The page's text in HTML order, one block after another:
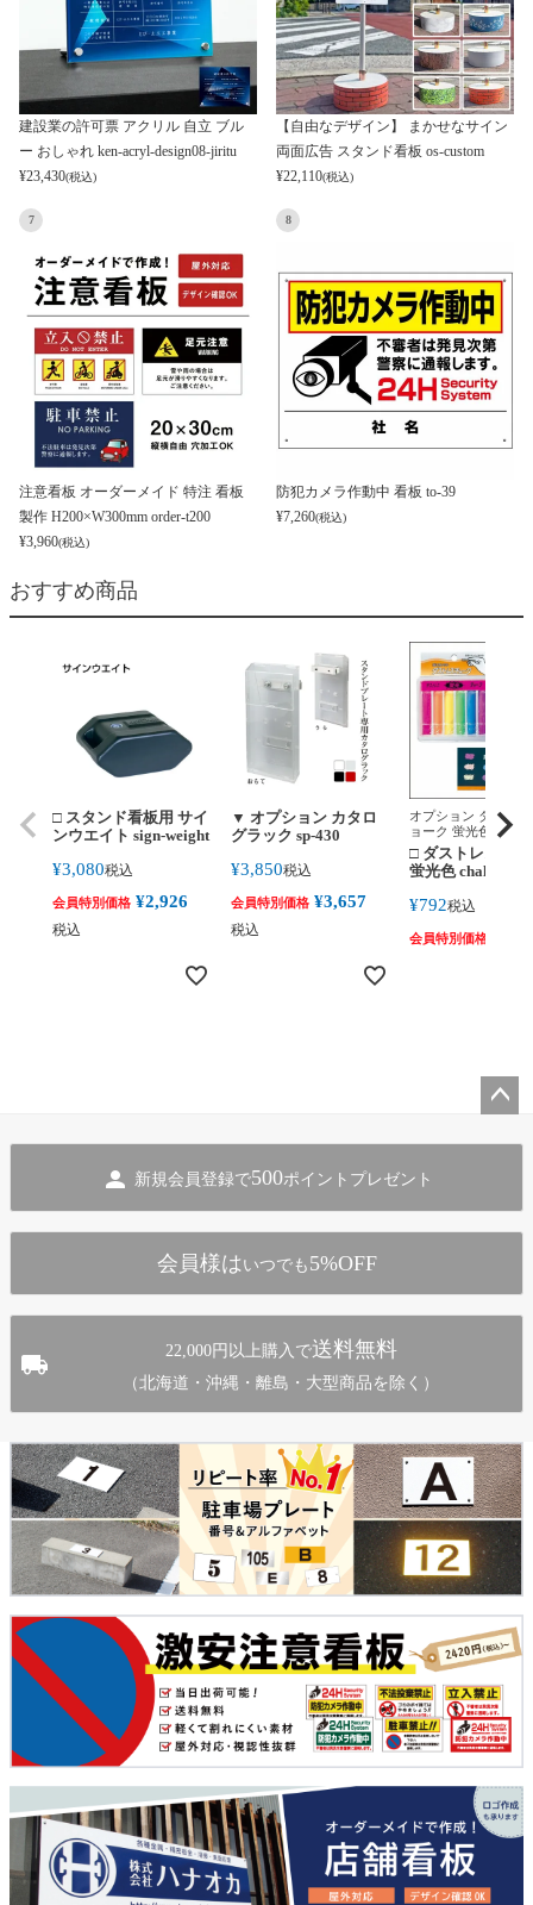
建設業の許可票 アクリル 自立 ブル
ー おしゃれ ken-acryl-design08-jiritu
¥23,430(税込)
【自由なデザイン】 まかせなサイン
両面広告 スタンド看板 os-custom
¥22,110(税込)
7
注意看板 オーダーメイド 特注 看板
製作 H200×W300mm order-t200
¥3,960(税込)
8
防犯カメラ作動中 看板 to-39
¥7,260(税込)
おすすめ商品
□ スタンド看板用 サイ
ンウエイト sign-weight
¥3,080税込
会員特別価格 ¥2,926
税込
▼ オプション カタロ
グラック sp-430
¥3,850税込
会員特別価格 ¥3,657
税込
オプション ダスト
ョーク 蛍光色 chalk-
fluorescentcolor
□ ダストレスチ
蛍光色 chalk-flu
¥792税込
会員特別価格
新規会員登録で500ポイントプレゼント
会員様は いつでも 5%OFF
22,000円以上購入で送料無料
（北海道・沖縄・離島・大型商品を除く）